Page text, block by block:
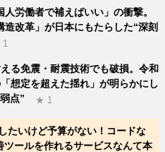
人労働者で補えばいい」の衝撃。
造改革」が日本にもたらした“深刻
える免震・耐震技術でも破損。令和
想定を超えた揺れ」が明らかにし
点”
★ 1
たいけど予算がない！コードな
ツールを作れるサービスなんて本